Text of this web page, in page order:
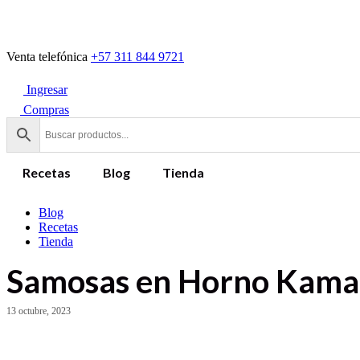
Venta telefónica +57 311 844 9721
Ingresar
Compras
Recetas Blog Tienda
Blog
Recetas
Tienda
Samosas en Horno
13 octubre, 2023